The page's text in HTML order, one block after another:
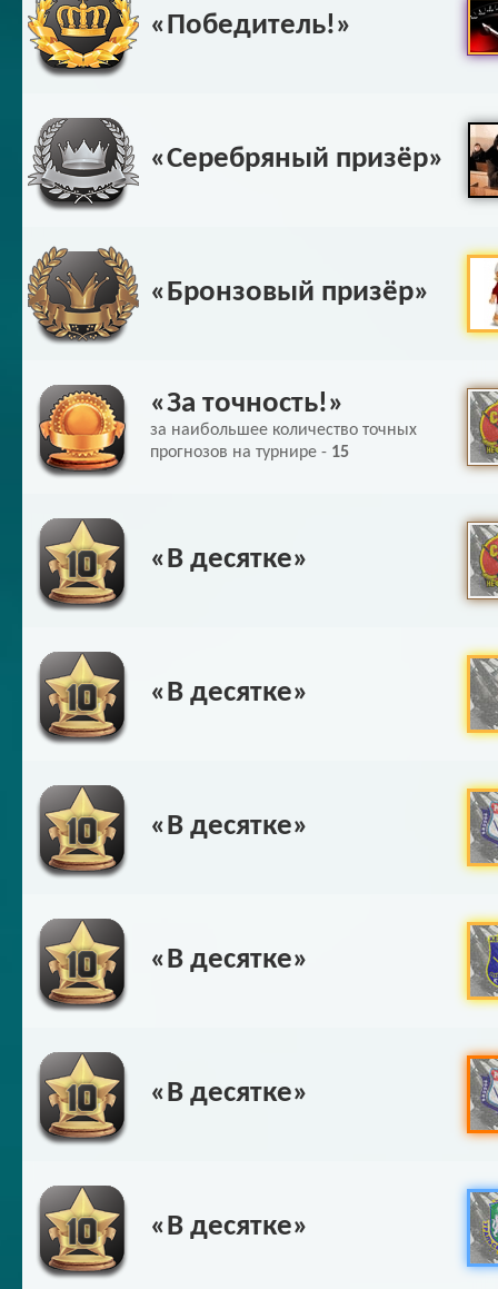
«Победитель!»
«Серебряный призёр»
«Бронзовый призёр»
«За точность!»
за наибольшее количество точных
прогнозов на турнире - 15
«В десятке»
«В десятке»
«В десятке»
«В десятке»
«В десятке»
«В десятке»